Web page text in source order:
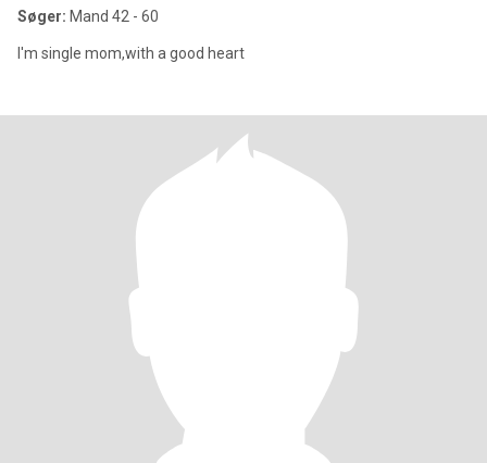
Søger: Mand 42 - 60
I'm single mom,with a good heart